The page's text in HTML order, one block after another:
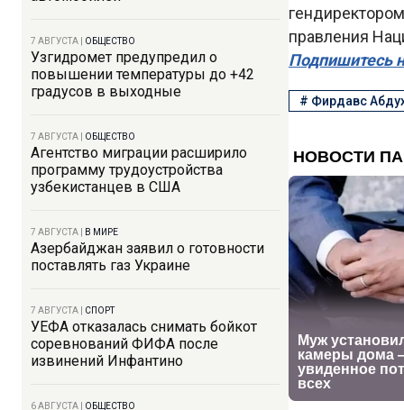
7 АВГУСТА ОБЩЕСТВО
Узгидромет предупредил о
повышении температуры до +42
градусов в выходные
7 АВГУСТА ОБЩЕСТВО
Агентство миграции расширило
программу трудоустройства
узбекистанцев в США
7 АВГУСТА В МИРЕ
Азербайджан заявил о готовности
поставлять газ Украине
7 АВГУСТА СПОРТ
УЕФА отказалась снимать бойкот
соревнований ФИФА после
извинений Инфантино
6 АВГУСТА ОБЩЕСТВО
правления
Подпишитесь
# Фирдавс